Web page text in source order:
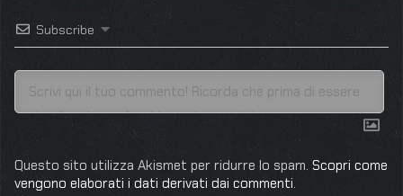
Subscribe
Questo sito utilizza Akismet per ridurre lo spam. Scopri come
vengono elaborati i dati derivati dai commenti.